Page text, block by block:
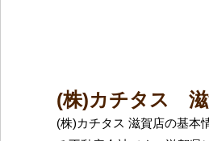
(株)カチタス 滋
(株)カチタス 滋賀店の基本